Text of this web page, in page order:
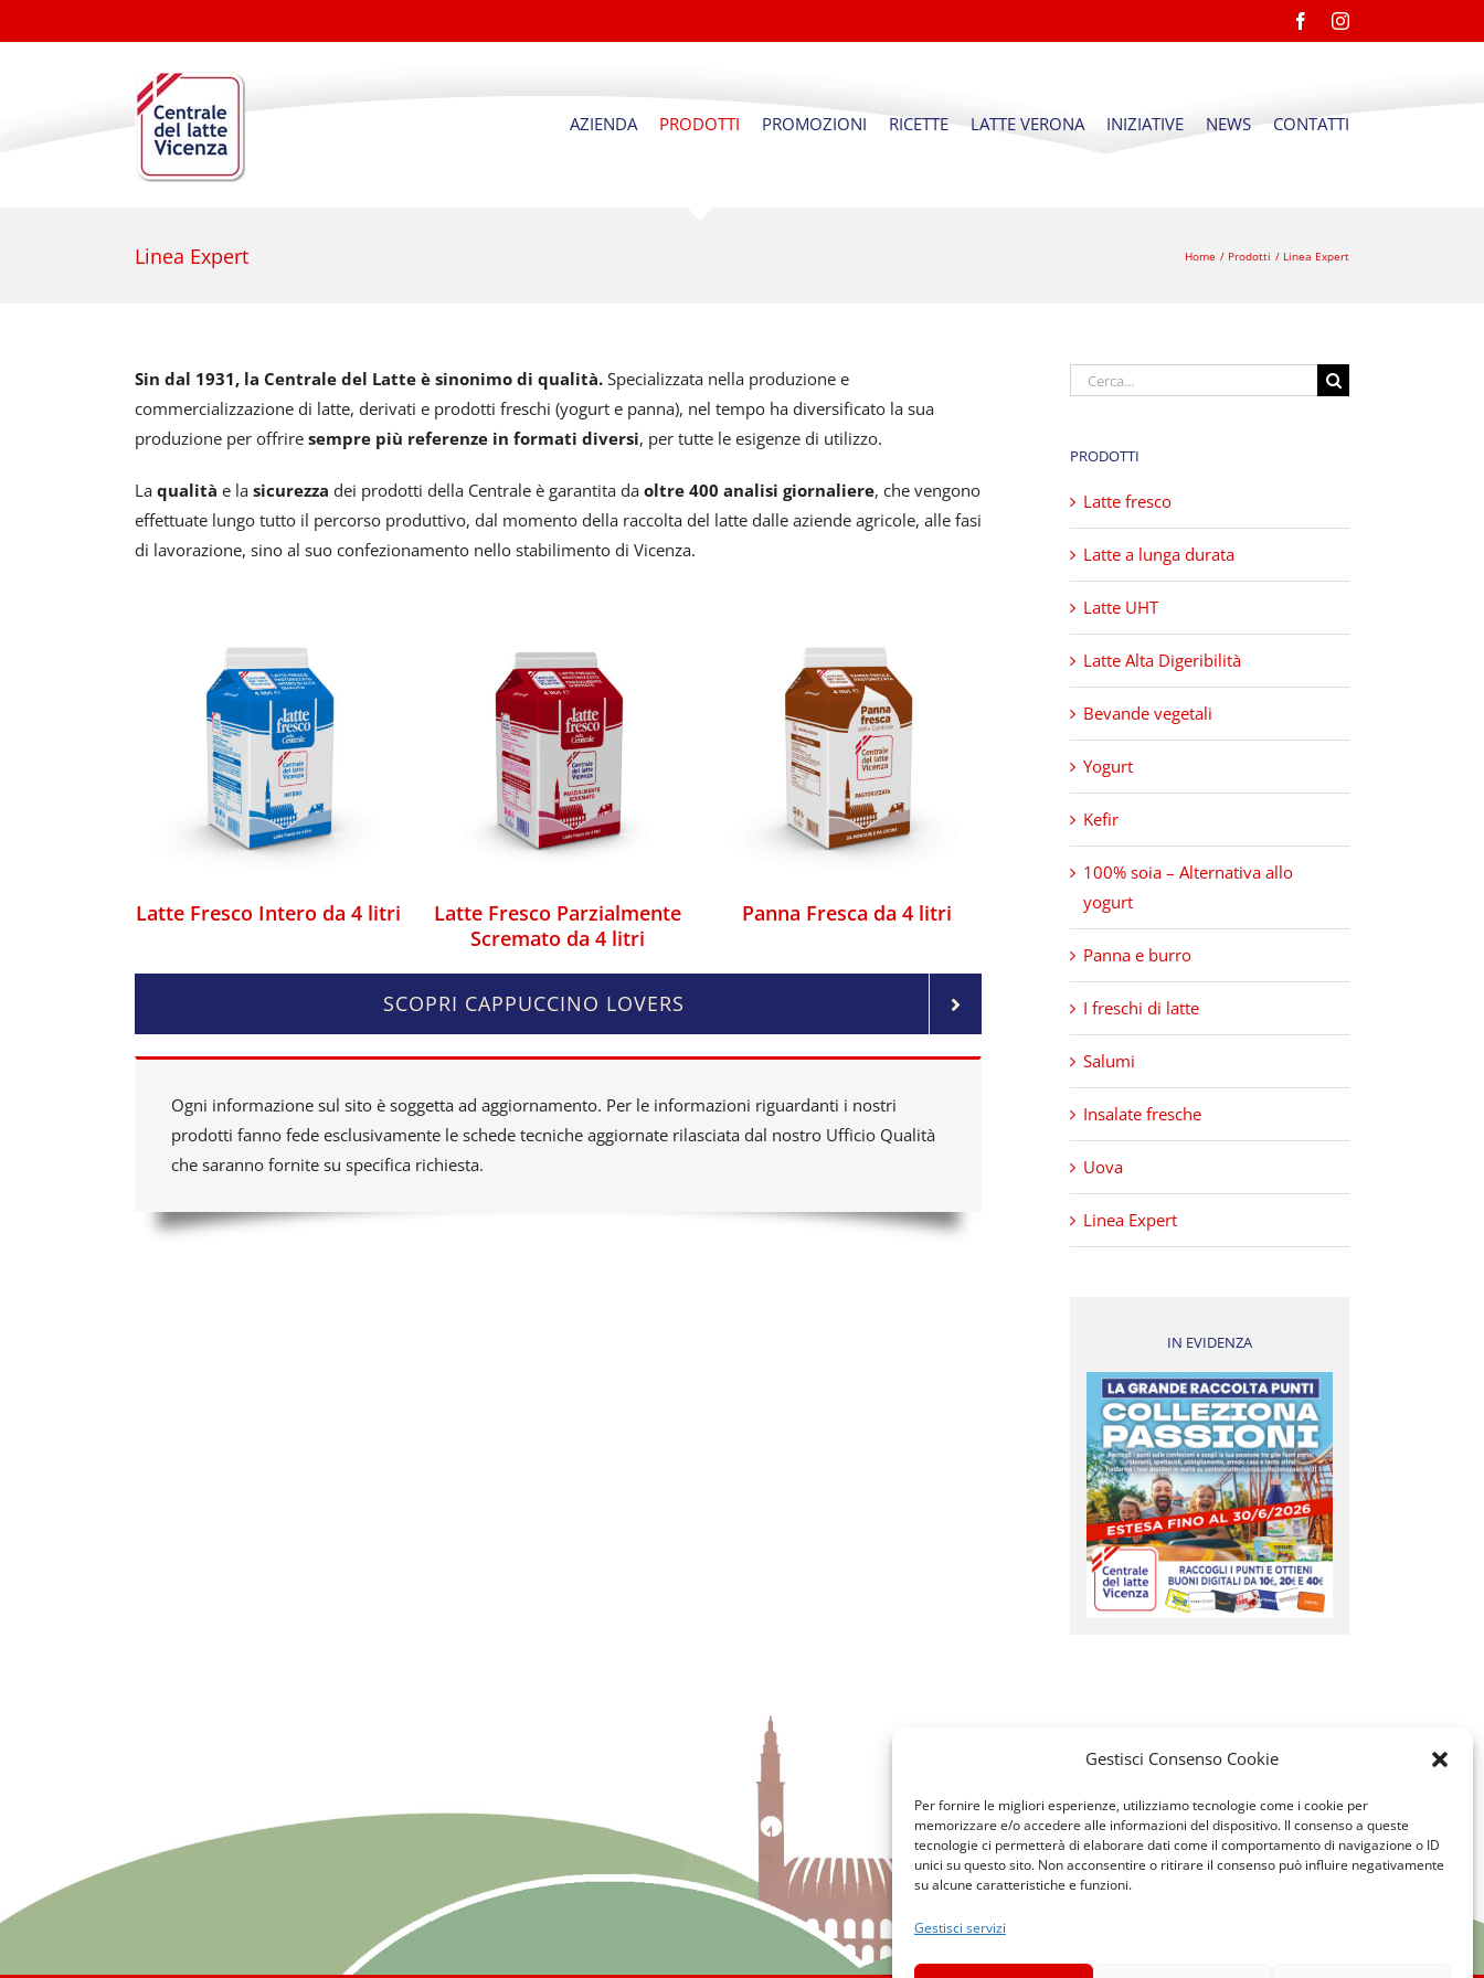
Gestisci Consenso Cookie
Per fornire le migliori esperienze, utilizziamo tecnologie come i cookie per
memorizzare e/o accedere alle informazioni del dispositivo. Il consenso a queste
tecnologie ci permetterà di elaborare dati come il comportamento di navigazione o ID
unici su questo sito. Non acconsentire o ritirare il consenso può influire negativamente
su alcune caratteristiche e funzioni.
Gestisci servizi
al
FacebookInstagram
AZIENDA PRODOTTI PROMOZIONI RICETTE LATTE VERONA INIZIATIVE NEWS CONTATTI
Linea Expert Home Prodotti Linea Expert
Sin dal 1931, la Centrale del Latte è sinonimo di qualità. Specializzata nella produzione e
commercializzazione di latte, derivati e prodotti freschi (yogurt e panna), nel tempo ha diversificato la sua
produzione per offrire sempre più referenze in formati diversi, per tutte le esigenze di utilizzo.
La qualità e la sicurezza dei prodotti della Centrale è garantita da oltre 400 analisi giornaliere, che vengono
effettuate lungo tutto il percorso produttivo, dal momento della raccolta del latte dalle aziende agricole, alle fasi
di lavorazione, sino al suo confezionamento nello stabilimento di Vicenza.
Latte Fresco Intero da 4
litri
Latte Fresco Intero da 4 litri
Latte Fresco Parzialmente
Scremato da 4 litri
Latte Fresco Parzialmente
Scremato da 4 litri
Panna Fresca da 4 litri
Panna Fresca da 4 litri
SCOPRI CAPPUCCINO LOVERS
Ogni informazione sul sito è soggetta ad aggiornamento. Per le informazioni riguardanti i nostri
prodotti fanno fede esclusivamente le schede tecniche aggiornate rilasciata dal nostro Ufficio Qualità
che saranno fornite su specifica richiesta.
Cerca
PRODOTTI
Latte fresco
Latte a lunga durata
Latte UHT
Latte Alta Digeribilità
Bevande vegetali
Yogurt
Kefir
100% soia – Alternativa allo
yogurt
Panna e burro
I freschi di latte
Salumi
Insalate fresche
Uova
Linea Expert
IN EVIDENZA